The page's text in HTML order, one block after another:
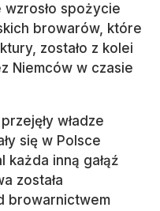
spożycie
browarów, które
zostało z kolei
Niemców w czasie
władze
się w Polsce
każda inną gałąź
została
browarnictwem